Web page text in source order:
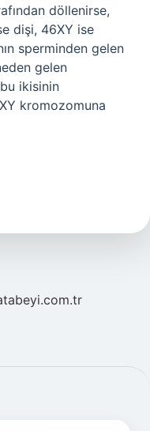
döllenirse,
dişi, 46XY ise
sperminden gelen
gelen
ikisinin
kromozomuna